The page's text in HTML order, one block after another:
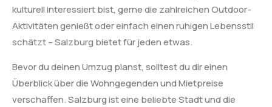
kulturell interessiert bist, gerne die zahlreichen Outdoor-
Aktivitäten genießt oder einfach einen ruhigen Lebensstil
schätzt – Salzburg bietet für jeden etwas.
Bevor du deinen Umzug planst, solltest du dir einen
Überblick über die Wohngegenden und Mietpreise
verschaffen. Salzburg ist eine beliebte Stadt und die